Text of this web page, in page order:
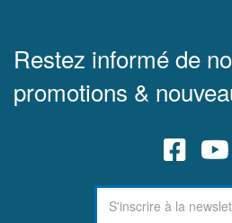
Restez informé de
promotions &